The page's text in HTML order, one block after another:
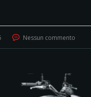
Nessun commento